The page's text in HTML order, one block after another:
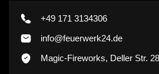
+49 171 3134306
info@feuerwerk24.de
Magic-Fireworks, Deller Str.